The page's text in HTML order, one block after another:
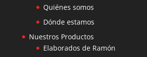
Quiénes somos
Dónde estamos
Nuestros Productos
Elaborados de Ramón